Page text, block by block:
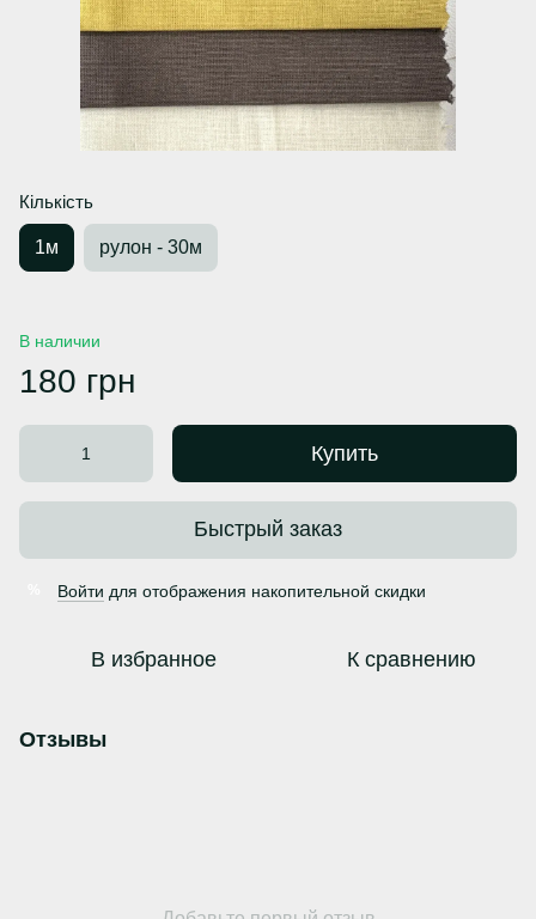
Кількість
1м рулон - 30м
В наличии
180 грн
Купить
Быстрый заказ
Войти для отображения накопительной скидки
В избранное К сравнению
Отзывы